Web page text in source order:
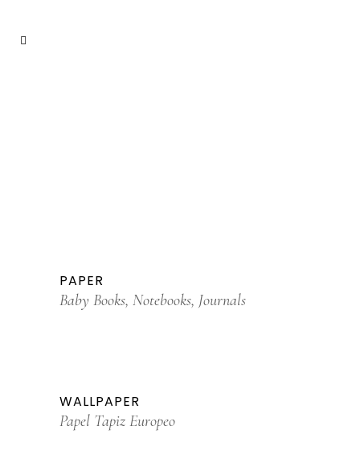
PAPER
Baby Books, Notebooks, Journals
WALLPAPER
Papel Tapiz Europeo